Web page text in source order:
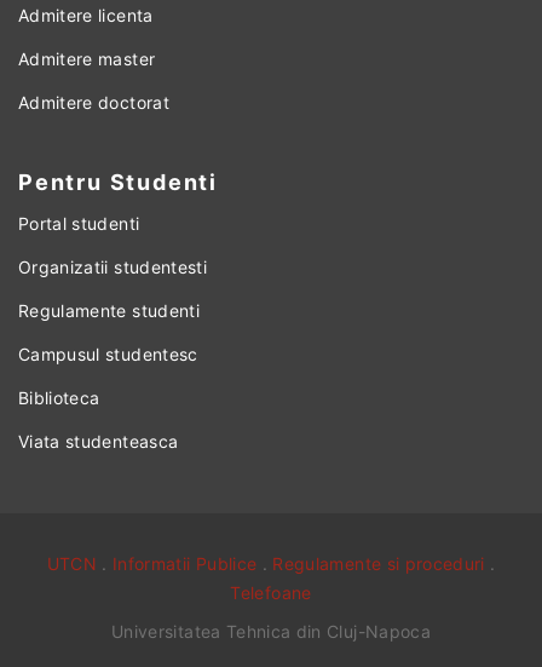
Admitere licenta
Admitere master
Admitere doctorat
Pentru Studenti
Portal studenti
Organizatii studentesti
Regulamente studenti
Campusul studentesc
Biblioteca
Viata studenteasca
UTCN . Informatii Publice . Regulamente si proceduri .
Telefoane
Universitatea Tehnica din Cluj-Napoca